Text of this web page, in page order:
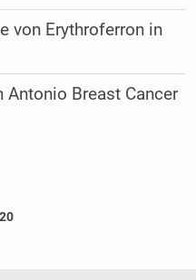
von Erythroferron in
Breast Cancer